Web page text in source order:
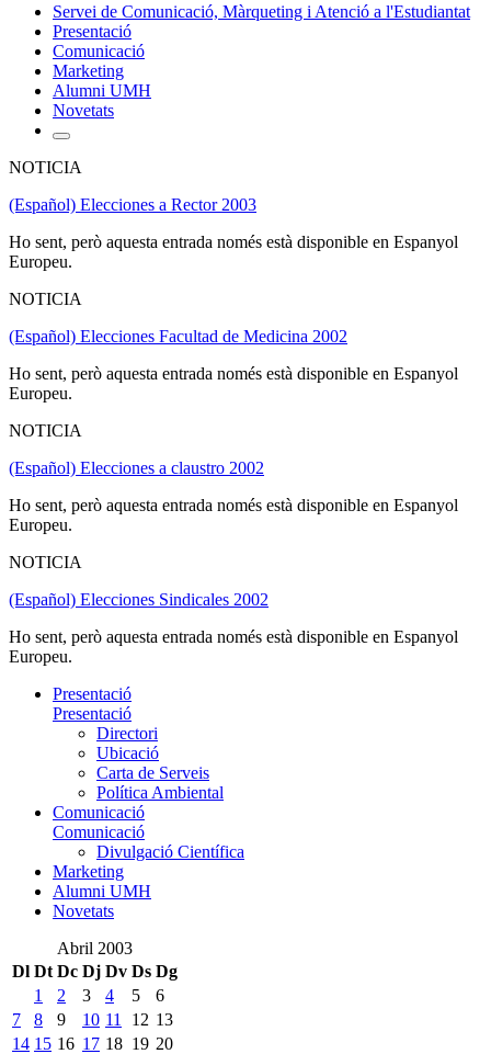
Servei de Comunicació, Màrqueting i Atenció a l'Estudiantat
Presentació
Comunicació
Marketing
Alumni UMH
Novetats
NOTICIA
(Español) Elecciones a Rector 2003
Ho sent, però aquesta entrada només està disponible en Espanyol
Europeu.
NOTICIA
(Español) Elecciones Facultad de Medicina 2002
Ho sent, però aquesta entrada només està disponible en Espanyol
Europeu.
NOTICIA
(Español) Elecciones a claustro 2002
Ho sent, però aquesta entrada només està disponible en Espanyol
Europeu.
NOTICIA
(Español) Elecciones Sindicales 2002
Ho sent, però aquesta entrada només està disponible en Espanyol
Europeu.
Presentació
Presentació
Directori
Ubicació
Carta de Serveis
Política Ambiental
Comunicació
Comunicació
Divulgació Científica
Marketing
Alumni UMH
Novetats
Abril 2003
Dl Dt Dc Dj Dv Ds Dg
1
2 3 4 5
6
7
8 9 10 11 12 13
14 15 16 17 18 19 20